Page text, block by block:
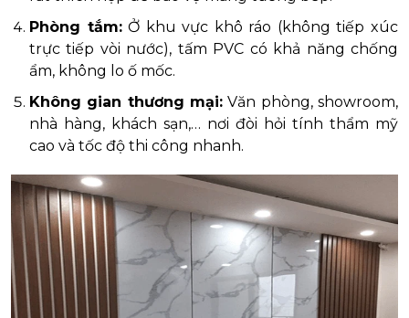
Phòng tắm:Ở khu vực khô ráo (không tiếp xúc
trực tiếp vòi nước), tấm PVC có khả năng chống
ẩm, không lo ố mốc.
Không gian thương mại: Văn phòng, showroom,
nhà hàng, khách sạn,… nơi đòi hỏi tính thẩm mỹ
cao và tốc độ thi công nhanh.